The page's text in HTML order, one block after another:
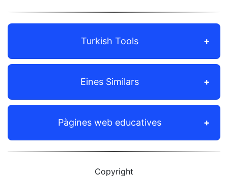
Turkish Tools
Eines Similars
Pàgines web educatives
Copyright